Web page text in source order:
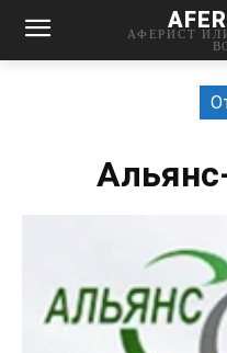
АФЕРИСТ